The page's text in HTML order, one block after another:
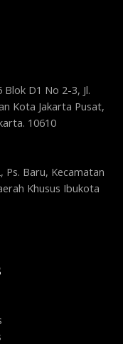
D1 No 2-3, Jl.
Kota Jakarta Pusat,
10610
Ps. Baru, Kecamatan
Khusus Ibukota